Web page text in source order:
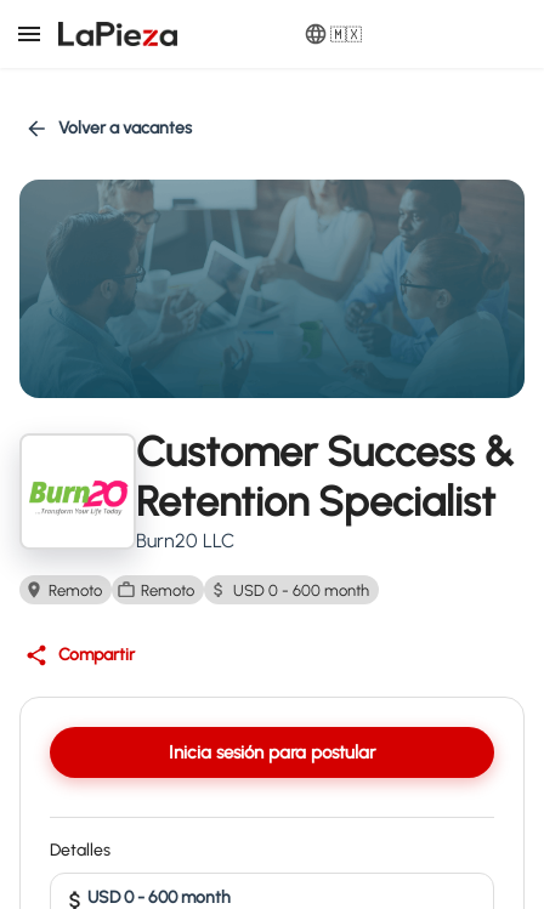
🇲🇽
Volver a vacantes
Customer Success &
Retention Specialist
Burn20 LLC
Remoto Remoto USD 0 - 600 month
Compartir
Inicia sesión para postular
Detalles
USD 0 - 600 month